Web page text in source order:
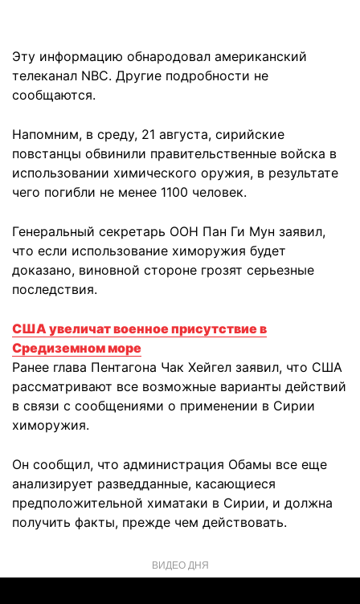
Эту информацию обнародовал американский
телеканал NBC. Другие подробности не
сообщаются.
Напомним, в среду, 21 августа, сирийские
повстанцы обвинили правительственные войска в
использовании химического оружия, в результате
чего погибли не менее 1100 человек.
Генеральный секретарь ООН Пан Ги Мун заявил,
что если использование химоружия будет
доказано, виновной стороне грозят серьезные
последствия.
США увеличат военное присутствие в
Средиземном море
Ранее глава Пентагона Чак Хейгел заявил, что США
рассматривают все возможные варианты действий
в связи с сообщениями о применении в Сирии
химоружия.
Он сообщил, что администрация Обамы все еще
анализирует разведданные, касающиеся
предположительной химатаки в Сирии, и должна
получить факты, прежде чем действовать.
ВИДЕО ДНЯ